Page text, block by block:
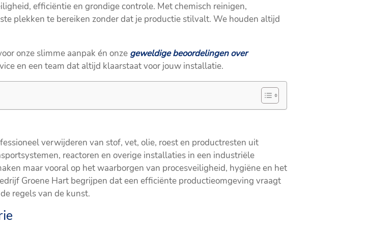
efficiëntie en grondige controle. Met chemisch reinigen,
plekken te bereiken zonder dat je productie stilvalt. We houden altijd
onze slimme aanpak én onze geweldige beoordelingen over
en een team dat altijd klaarstaat voor jouw installatie.
verwijderen van stof, vet, olie, roest en productresten uit
reactoren en overige installaties in een industriële
maar vooral op het waarborgen van procesveiligheid, hygiëne en het
Groene Hart begrijpen dat een efficiënte productieomgeving vraagt
regels van de kunst.